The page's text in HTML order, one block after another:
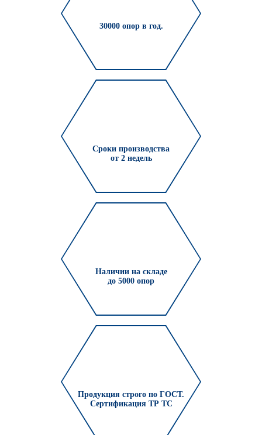
30000 опор в год.
Сроки производства
от 2 недель
Наличии на складе
до 5000 опор
Продукция строго по ГОСТ.
Сертификация ТР ТС